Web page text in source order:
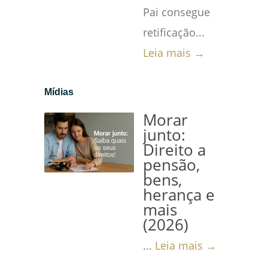
Pai consegue
retificação...
Leia mais →
Mídias
Morar
junto:
Direito a
pensão,
bens,
herança e
mais
(2026)
... Leia mais →